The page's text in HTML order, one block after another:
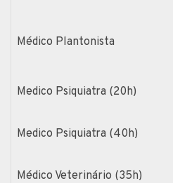
Médico Plantonista
Medico Psiquiatra (20h)
Medico Psiquiatra (40h)
Médico Veterinário (35h)